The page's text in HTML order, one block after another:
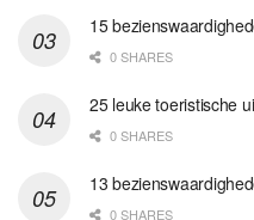
15
0 SHARES
25 leuke toeristische
0 SHARES
13
0 SHARES